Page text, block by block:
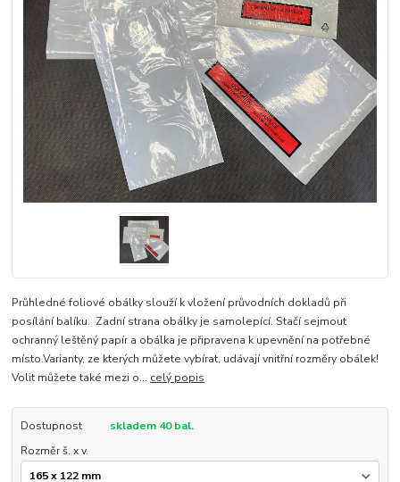
Průhledné foliové obálky slouží k vložení průvodních dokladů při
posílání balíku. Zadní strana obálky je samolepící. Stačí sejmout
ochranný leštěný papír a obálka je připravena k upevnění na potřebné
místo.Varianty, ze kterých můžete vybírat, udávají vnitřní rozměry obálek!
Volit můžete také mezi o... celý popis
Dostupnost
skladem 40 bal.
Rozměr š. x v.